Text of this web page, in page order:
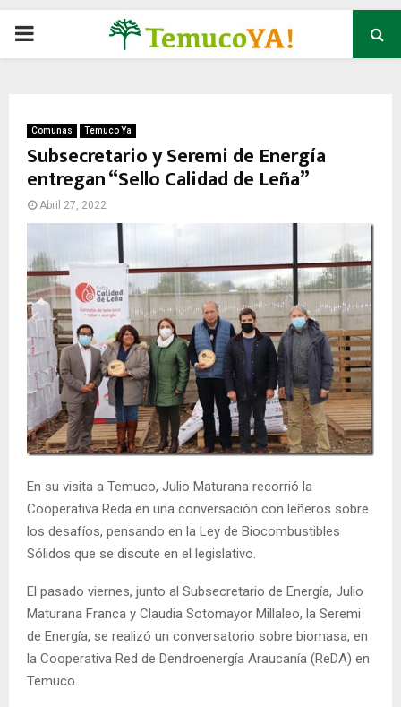
P
M
A
R
Y
M
E
U
Comunas Temuco Ya
Subsecretario y Seremi de Energía
entregan “Sello Calidad de Leña”
Abril 27, 2022
En su visita a Temuco, Julio Maturana recorrió la
Cooperativa Reda en una conversación con leñeros sobre
los desafíos, pensando en la Ley de Biocombustibles
Sólidos que se discute en el legislativo.
El pasado viernes, junto al Subsecretario de Energía, Julio
Maturana Franca y Claudia Sotomayor Millaleo, la Seremi
de Energía, se realizó un conversatorio sobre biomasa, en
la Cooperativa Red de Dendroenergía Araucanía (ReDA) en
Temuco.